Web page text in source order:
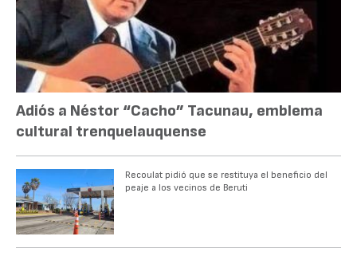
Adiós a Néstor “Cacho” Tacunau, emblema
cultural trenquelauquense
Recoulat pidió que se restituya el beneficio del
peaje a los vecinos de Beruti